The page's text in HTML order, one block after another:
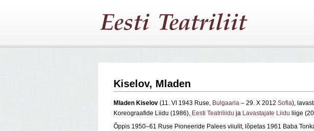
Kiselov, Mladen
Mladen Kiselov (11. VI 1943 Ruse, Bulgaaria – 29. X 2012 Sofia),
Koreograafide Liidu (1986), Eesti Teatriliidu ja Lavastajate Liidu liige
Õppis 1950–61 Ruse Pioneeride Palees viiulit, lõpetas 1961 Baba